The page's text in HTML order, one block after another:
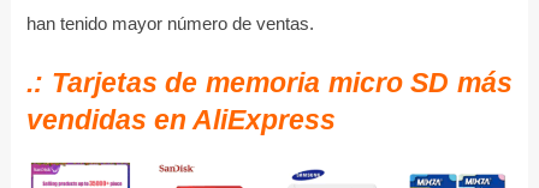
han tenido mayor número de ventas.
.: Tarjetas de memoria micro SD más
vendidas en AliExpress